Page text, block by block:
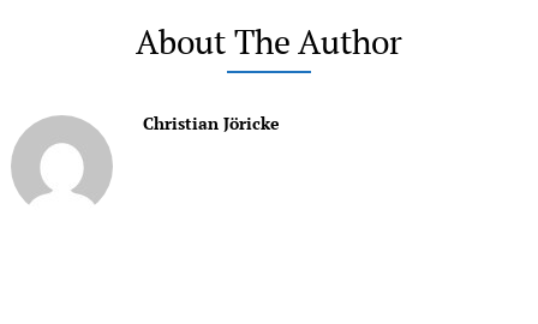
About The Author
Christian Jöricke